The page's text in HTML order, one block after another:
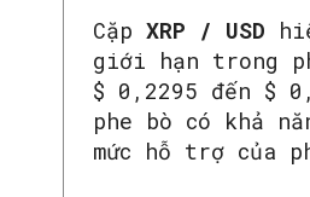
Cặp XRP / USD
giới hạn trong
$ 0,2295 đến $
phe bò có khả
mức hỗ trợ của